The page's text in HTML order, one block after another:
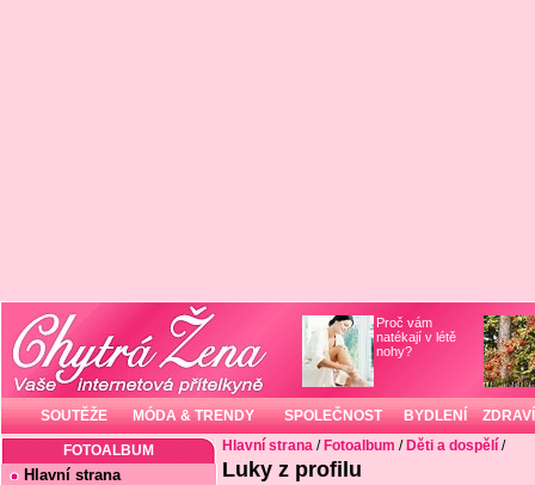
Proč vám
natékají v létě
nohy?
SOUTĚŽE MÓDA & TRENDY SPOLEČNOST BYDLENÍ ZDRAVÍ
FOTOALBUM
Hlavní strana
Hlavní strana / Fotoalbum / Děti a dospělí /
Luky z profilu